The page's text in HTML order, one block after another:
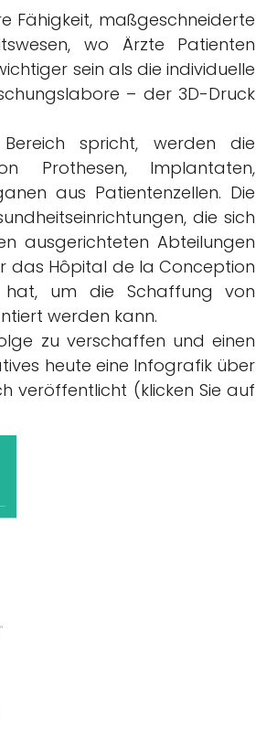
Fähigkeit, maßgeschneiderte
wo Ärzte Patienten
sein als die individuelle
– der 3D-Druck
spricht, werden die
Prothesen, Implantaten,
aus Patientenzellen. Die
die sich
ausgerichteten Abteilungen
das Hôpital de la Conception
hat, um die Schaffung von
werden kann.
zu verschaffen und einen
heute eine Infografik über
veröffentlicht (klicken Sie auf